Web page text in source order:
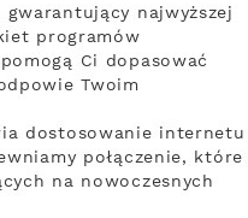
najwyższej
programów
Ci dopasować
Twoim
dostosowanie internetu
połączenie, które
na nowoczesnych